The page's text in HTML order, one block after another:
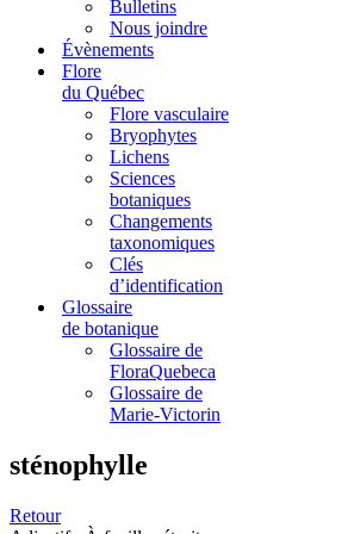
Bulletins
Nous joindre
Évènements
Flore
du Québec
Flore vasculaire
Bryophytes
Lichens
Sciences
botaniques
Changements
taxonomiques
Clés
d’identification
Glossaire
de botanique
Glossaire de
FloraQuebeca
Glossaire de
Marie-Victorin
sténophylle
Retour